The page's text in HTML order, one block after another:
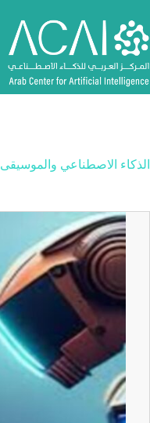
إلى
المحتوى
الذكاء الاصطناعي والموسيقى